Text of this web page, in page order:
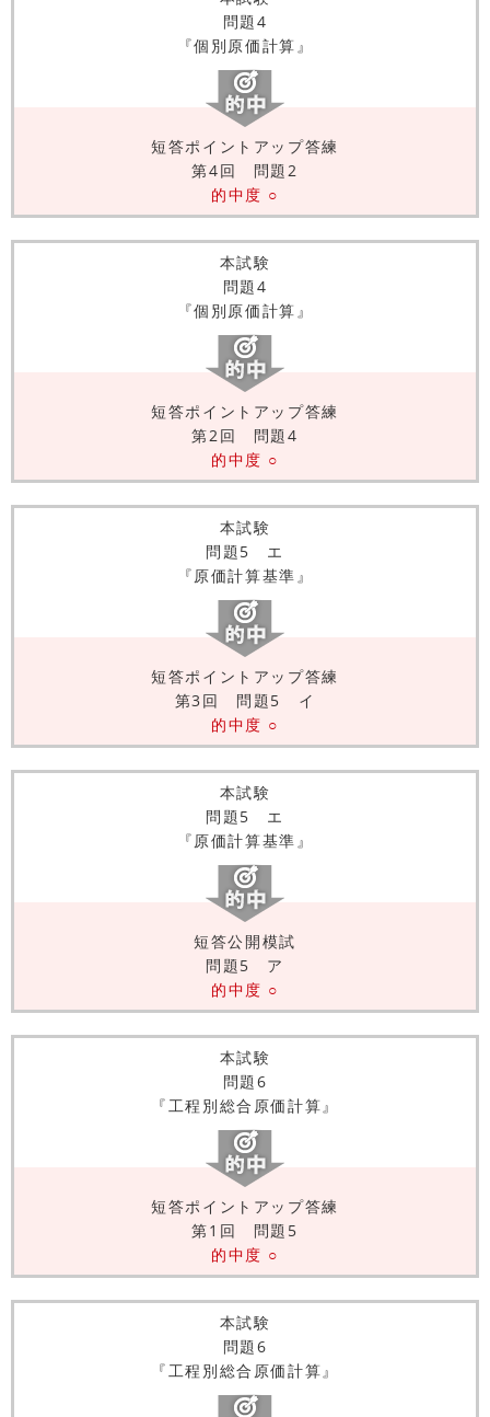
問題4
『個別原価計算』
短答ポイントアップ答練
第4回 問題2
的中度 ○
本試験
問題4
『個別原価計算』
短答ポイントアップ答練
第2回 問題4
的中度 ○
本試験
問題5 エ
『原価計算基準』
短答ポイントアップ答練
第3回 問題5 イ
的中度 ○
本試験
問題5 エ
『原価計算基準』
短答公開模試
問題5 ア
的中度 ○
本試験
問題6
『工程別総合原価計算』
短答ポイントアップ答練
第1回 問題5
的中度 ○
本試験
問題6
『工程別総合原価計算』